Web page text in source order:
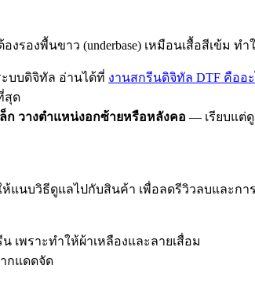
รองพื้นขาว (underbase) เหมือนเสื้อสีเข้ม ท
บบดิจิทัล อ่านได้ที่ งานสกรีนดิจิทัล DTF คืออ
สุด
ก วางตำแหน่งอกซ้ายหรือหลังคอ — เรียบแต่
แนบวิธีดูแลไปกับสินค้า เพื่อลดรีวิวลบและกา
เพราะทำให้ผ้าเหลืองและลายเสื่อม
กแดดจัด